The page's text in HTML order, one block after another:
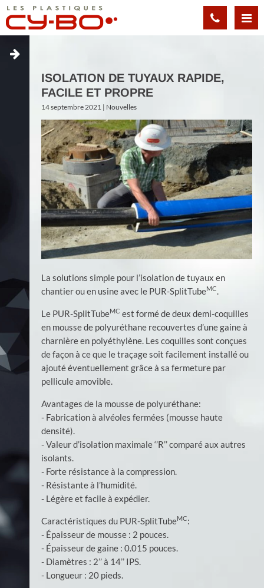
Panneau de gestion des cookies
ISOLATION DE TUYAUX RAPIDE,
FACILE ET PROPRE
14 septembre 2021 | Nouvelles
La solutions simple pour l’isolation de tuyaux en
chantier ou en usine avec le PUR-SplitTubeMC.
Le PUR-SplitTubeMC est formé de deux demi-coquilles
en mousse de polyuréthane recouvertes d’une gaine à
charnière en polyéthylène. Les coquilles sont conçues
de façon à ce que le traçage soit facilement installé ou
ajouté éventuellement grâce à sa fermeture par
pellicule amovible.
Avantages de la mousse de polyuréthane:
- Fabrication à alvéoles fermées (mousse haute
densité).
- Valeur d’isolation maximale ‘’R’’ comparé aux autres
isolants.
- Forte résistance à la compression.
- Résistante à l’humidité.
- Légère et facile à expédier.
Caractéristiques du PUR-SplitTubeMC:
- Épaisseur de mousse : 2 pouces.
- Épaisseur de gaine : 0.015 pouces.
- Diamètres : 2’’ à 14’’ IPS.
- Longueur : 20 pieds.